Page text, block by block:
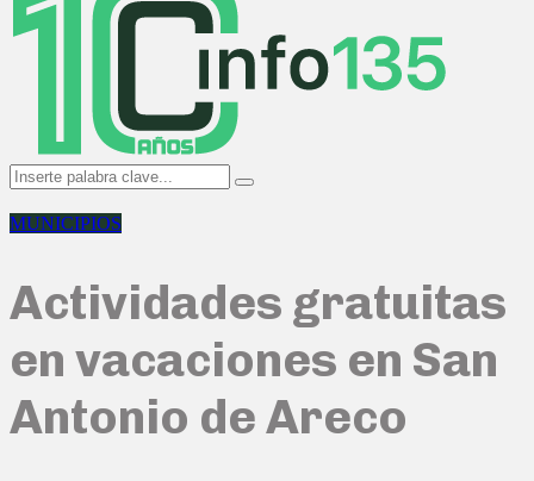
Search
for:
Search
MUNICIPIOS
Actividades gratuitas
en vacaciones en San
Antonio de Areco